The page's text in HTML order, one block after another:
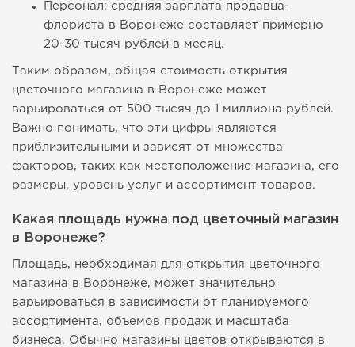
Персонал: средняя зарплата продавца-
флориста в Воронеже составляет примерно
20-30 тысяч рублей в месяц.
Таким образом, общая стоимость открытия
цветочного магазина в Воронеже может
варьироваться от 500 тысяч до 1 миллиона рублей.
Важно понимать, что эти цифры являются
приблизительными и зависят от множества
факторов, таких как местоположение магазина, его
размеры, уровень услуг и ассортимент товаров.
Какая площадь нужна под цветочный магазин
в Воронеже?
Площадь, необходимая для открытия цветочного
магазина в Воронеже, может значительно
варьироваться в зависимости от планируемого
ассортимента, объемов продаж и масштаба
бизнеса. Обычно магазины цветов открываются в